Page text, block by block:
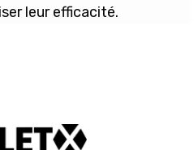
leur efficacité.